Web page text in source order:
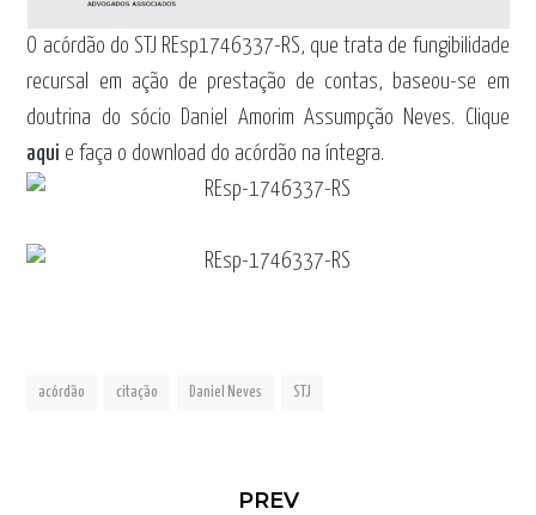
O acórdão do STJ REsp1746337-RS, que trata de fungibilidade
recursal em ação de prestação de contas, baseou-se em
doutrina do sócio Daniel Amorim Assumpção Neves. Clique
aqui e faça o download do acórdão na íntegra.
acórdão citação Daniel Neves STJ
PREV